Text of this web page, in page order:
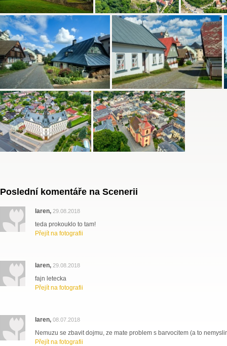
Poslední komentáře na Scenerii
laren, 29.08.2018
teda prokouklo to tam!
Přejít na fotografii
laren, 29.08.2018
fajn letecka
Přejít na fotografii
laren, 08.07.2018
Nemuzu se zbavit dojmu, ze mate problem s barvocitem (a to
Přejít na fotografii